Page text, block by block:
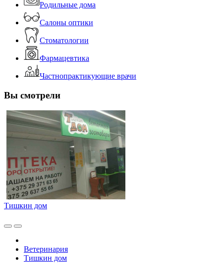
Родильные дома
Салоны оптики
Стоматологии
Фармацевтика
Частнопрактикующие врачи
Вы смотрели
Тишкин дом
Ветеринария
Тишкин дом